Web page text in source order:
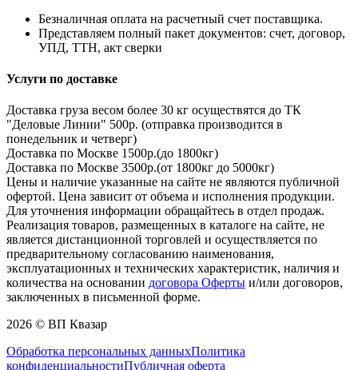
Безналичная оплата на расчетный счет поставщика.
Представляем полный пакет документов: счет, договор,
УПД, ТТН, акт сверки
Услуги по доставке
Доставка груза весом более 30 кг осуществятся до ТК
"Деловые Линии" 500р. (отправка производится в
понедельник и четверг)
Доставка по Москве 1500р.(до 1800кг)
Доставка по Москве 3500р.(от 1800кг до 5000кг)
Цены и наличие указанные на сайте не являются публичной
офертой. Цена зависит от объема и исполнения продукции.
Для уточнения информации обращайтесь в отдел продаж.
Реализация товаров, размещенных в каталоге на сайте, не
является дистанционной торговлей и осуществляется по
предварительному согласованию наименования,
эксплуатационных и технических характеристик, наличия и
количества на основании договора Оферты и/или договоров,
заключенных в письменной форме.
2026 © ВП Квазар
Обработка персональных данныхПолитика
конфиденциальностиПубличная оферта